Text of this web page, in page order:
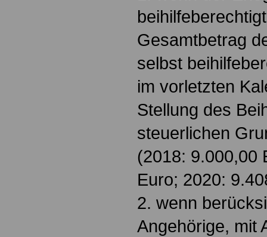
Gesamtbetrag
selbst
im vorletzten
Stellung des
steuerlichen
(2018: 9.000,00
Euro; 2020:
2. wenn
Angehörige, mit